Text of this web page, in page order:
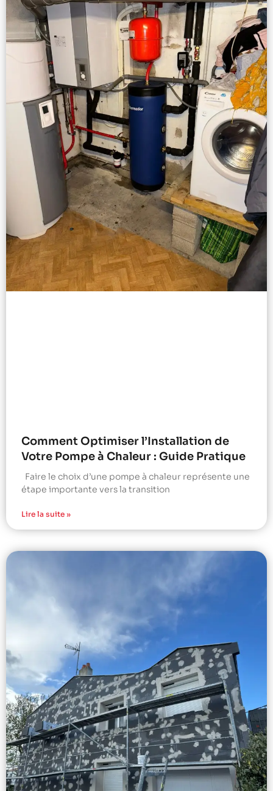
Comment Optimiser l’Installation de
Votre Pompe à Chaleur : Guide Pratique
Faire le choix d’une pompe à chaleur représente une
étape importante vers la transition
Lire la suite »